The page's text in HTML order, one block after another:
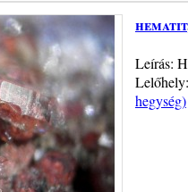
hematit
Leírás:
Lelőhely:
hegység)